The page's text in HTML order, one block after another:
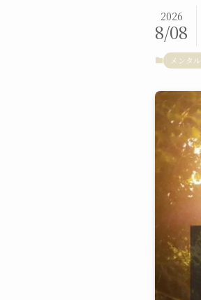
2026
8/08
メンタル